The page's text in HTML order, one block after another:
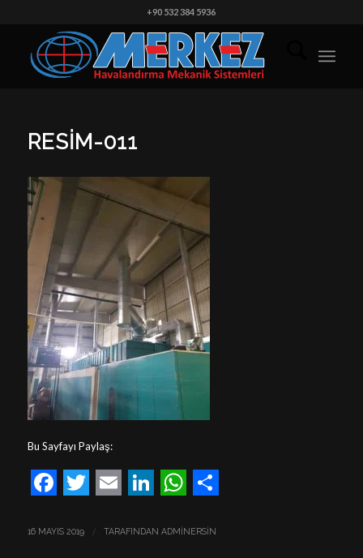
+90 532 384 5936
RESIM-011
Bu Sayfayı Paylaş:
16 MAYIS 2019 / TARAFINDAN ADMINERSIN